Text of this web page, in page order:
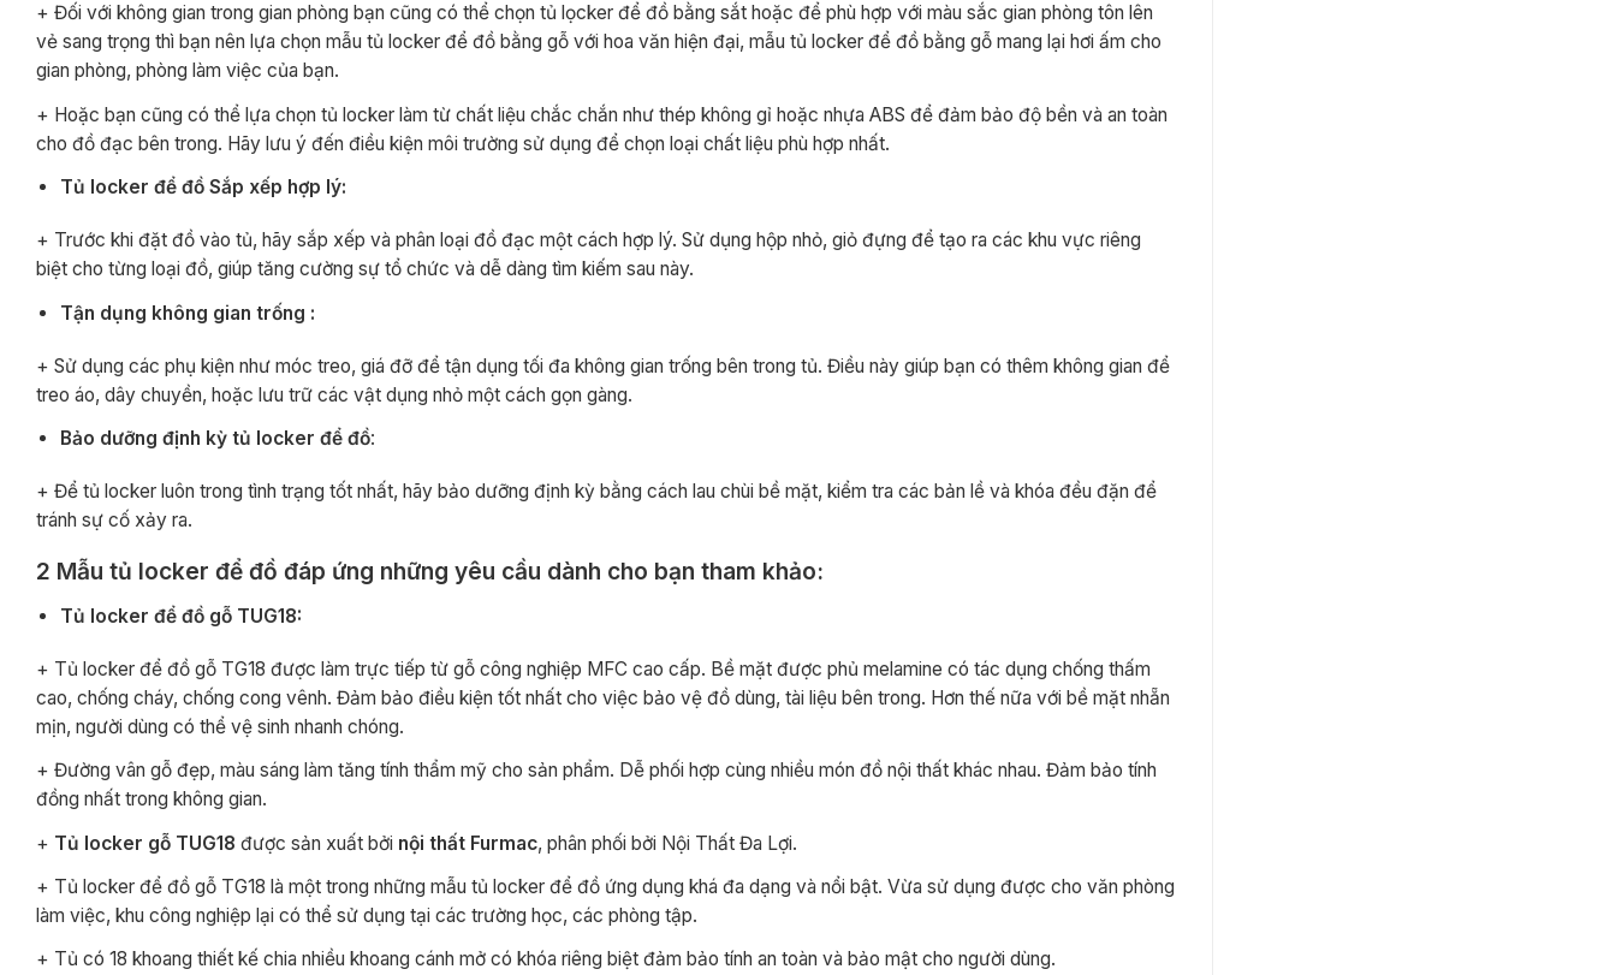
+ Đối với không gian trong gian phòng bạn cũng có thể chọn tủ lọcker để đồ bằng sắt hoặc để phù hợp với màu sắc gian phòng tôn lên
vẻ sang trọng thì bạn nên lựa chọn mẫu tủ locker để đồ bằng gỗ với hoa văn hiện đại, mẫu tủ locker để đồ bằng gỗ mang lại hơi ấm cho
gian phòng, phòng làm việc của bạn.
+ Hoặc bạn cũng có thể lựa chọn tủ locker làm từ chất liệu chắc chắn như thép không gỉ hoặc nhựa ABS để đảm bảo độ bền và an toàn
cho đồ đạc bên trong. Hãy lưu ý đến điều kiện môi trường sử dụng để chọn loại chất liệu phù hợp nhất.
Tủ locker để đồ Sắp xếp hợp lý:
+ Trước khi đặt đồ vào tủ, hãy sắp xếp và phân loại đồ đạc một cách hợp lý. Sử dụng hộp nhỏ, giỏ đựng để tạo ra các khu vực riêng
biệt cho từng loại đồ, giúp tăng cường sự tổ chức và dễ dàng tìm kiếm sau này.
Tận dụng không gian trống :
+ Sử dụng các phụ kiện như móc treo, giá đỡ để tận dụng tối đa không gian trống bên trong tủ. Điều này giúp bạn có thêm không gian để
treo áo, dây chuyền, hoặc lưu trữ các vật dụng nhỏ một cách gọn gàng.
Bảo dưỡng định kỳ tủ locker để đồ:
+ Để tủ locker luôn trong tình trạng tốt nhất, hãy bảo dưỡng định kỳ bằng cách lau chùi bề mặt, kiểm tra các bản lề và khóa đều đặn để
tránh sự cố xảy ra.
2 Mẫu tủ locker để đồ đáp ứng những yêu cầu dành cho bạn tham khảo:
Tủ locker để đồ gỗ TUG18:
+ Tủ locker để đồ gỗ TG18 được làm trực tiếp từ gỗ công nghiệp MFC cao cấp. Bề mặt được phủ melamine có tác dụng chống thấm
cao, chống cháy, chống cong vênh. Đảm bảo điều kiện tốt nhất cho việc bảo vệ đồ dùng, tài liệu bên trong. Hơn thế nữa với bề mặt nhẵn
mịn, người dùng có thể vệ sinh nhanh chóng.
+ Đường vân gỗ đẹp, màu sáng làm tăng tính thẩm mỹ cho sản phẩm. Dễ phối hợp cùng nhiều món đồ nội thất khác nhau. Đảm bảo tính
đồng nhất trong không gian.
+ Tủ locker gỗ TUG18 được sản xuất bởi nội thất Furmac, phân phối bởi Nội Thất Đa Lợi.
+ Tủ locker để đồ gỗ TG18 là một trong những mẫu tủ locker để đồ ứng dụng khá đa dạng và nổi bật. Vừa sử dụng được cho văn phòng
làm việc, khu công nghiệp lại có thể sử dụng tại các trường học, các phòng tập.
+ Tủ có 18 khoang thiết kế chia nhiều khoang cánh mở có khóa riêng biệt đảm bảo tính an toàn và bảo mật cho người dùng.